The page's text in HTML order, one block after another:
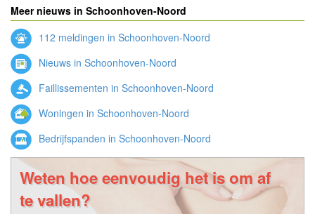
Meer nieuws in Schoonhoven-Noord
112 meldingen in Schoonhoven-Noord
Nieuws in Schoonhoven-Noord
Faillissementen in Schoonhoven-Noord
Woningen in Schoonhoven-Noord
Bedrijfspanden in Schoonhoven-Noord
Weten hoe eenvoudig het is om af
te vallen?